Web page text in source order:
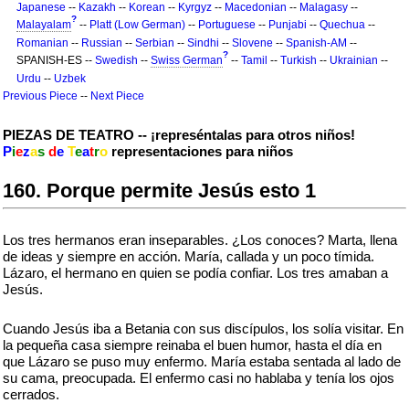
Japanese -- Kazakh -- Korean -- Kyrgyz -- Macedonian -- Malagasy --
Malayalam? -- Platt (Low German) -- Portuguese -- Punjabi -- Quechua --
Romanian -- Russian -- Serbian -- Sindhi -- Slovene -- Spanish-AM --
SPANISH-ES -- Swedish -- Swiss German? -- Tamil -- Turkish -- Ukrainian --
Urdu -- Uzbek
Previous Piece -- Next Piece
PIEZAS DE TEATRO -- ¡represéntalas para otros niños!
Piezas de Teatro representaciones para niños
160. Porque permite Jesús esto 1
Los tres hermanos eran inseparables. ¿Los conoces? Marta, llena
de ideas y siempre en acción. María, callada y un poco tímida.
Lázaro, el hermano en quien se podía confiar. Los tres amaban a
Jesús.
Cuando Jesús iba a Betania con sus discípulos, los solía visitar. En
la pequeña casa siempre reinaba el buen humor, hasta el día en
que Lázaro se puso muy enfermo. María estaba sentada al lado de
su cama, preocupada. El enfermo casi no hablaba y tenía los ojos
cerrados.